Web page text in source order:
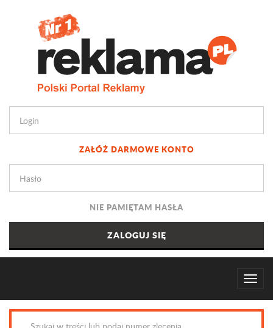
ZAŁÓŻ DARMOWE KONTO
NIE PAMIĘTAM HASŁA